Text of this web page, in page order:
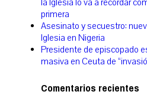
la Iglesia lo va a recordar
primera
Asesinato y secuestro:
Iglesia en Nigeria
Presidente de episcopado
masiva en Ceuta de
Comentarios recientes